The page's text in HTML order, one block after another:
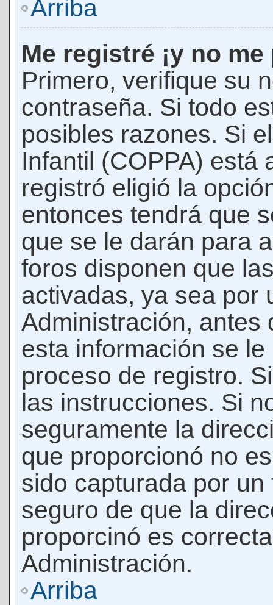
Arriba
Me registré ¡y no
Primero, verifique su
contraseña. Si todo
posibles razones. Si
Infantil (COPPA) está
registró eligió la
entonces tendrá que
que se le darán para
foros disponen que
activadas, ya sea por
Administración, antes
esta información se
proceso de registro.
las instrucciones. Si
seguramente la
que proporcionó no
sido capturada por
seguro de que la
proporcinó es
Administración.
Arriba